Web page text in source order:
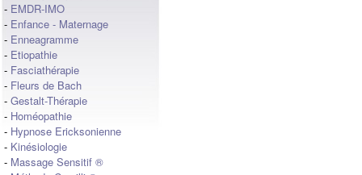
- EMDR-IMO
- Enfance - Maternage
- Enneagramme
- Etiopathie
- Fasciathérapie
- Fleurs de Bach
- Gestalt-Thérapie
- Homéopathie
- Hypnose Ericksonienne
- Kinésiologie
- Massage Sensitif ®